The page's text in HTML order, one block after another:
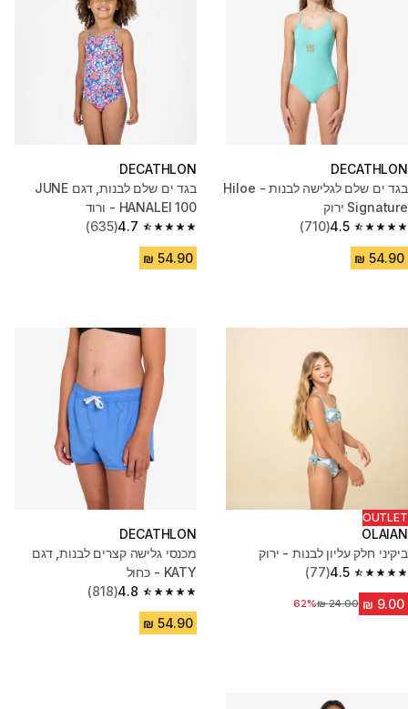
DECATHLON
בגד ים שלם לגלישה לבנות - Hiloe
Signature ירוק
4.5
4.5 out of 5 stars from 710 reviews
(710)
DECATHLON
בגד ים שלם לבנות, דגם JUNE
HANALEI 100 - ורוד
4.7
4.7 out of 5 stars from 635 reviews
(635)
OUTLET
OLAIAN
ביקיני חלק עליון לבנות - ירוק
4.5
4.5 out of 5 stars from 77 reviews
(77)
מחיר לפני הנחה‏24.00 ₪
62%
DECATHLON
מכנסי גלישה קצרים לבנות, דגם
KATY - כחול
4.8
4.8 out of 5 stars from 818 reviews
(818)